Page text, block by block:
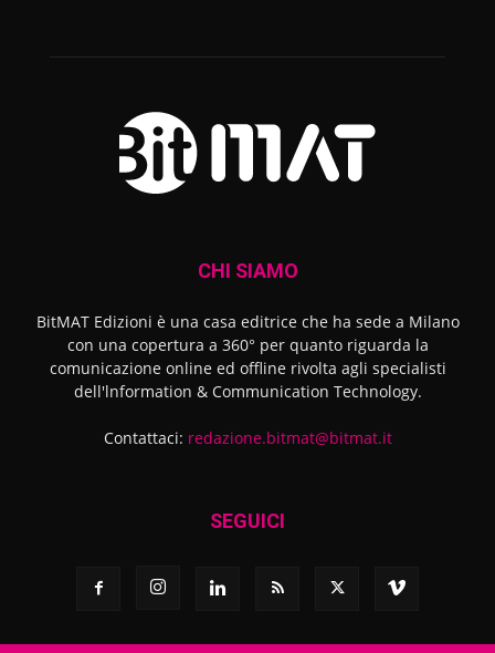
CHI SIAMO
BitMAT Edizioni è una casa editrice che ha sede a Milano
con una copertura a 360° per quanto riguarda la
comunicazione online ed offline rivolta agli specialisti
dell'lnformation & Communication Technology.
Contattaci: redazione.bitmat@bitmat.it
SEGUICI